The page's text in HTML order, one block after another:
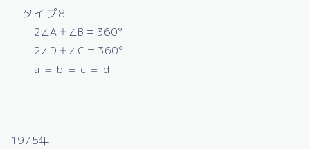
タイプ8
2∠A＋∠B＝360°
2∠D＋∠C＝360°
a = b = c = d
1975年